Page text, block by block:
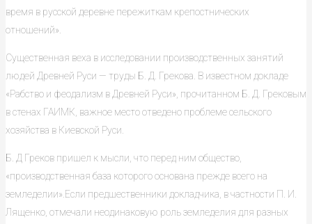
время в русской деревне пережиткам крепостнических
отношений».
Существенная веха в исследовании производственных занятий
людей Древней Руси — труды Б. Д. Грекова. В известном докладе
«Рабство и феодализм в Древней Руси», прочитанном Б. Д. Грековым
в стенах ГАИМК, важное место отведено проблеме сельского
хозяйства в Киевской Руси.
Б. Д Греков пришел к мысли, что перед ним общество,
«производственная база которого основана прежде всего на
земледелии».Если предшественники докладчика, в частности П. И.
Лященко, отмечали неодинаковую роль земледелия для разных